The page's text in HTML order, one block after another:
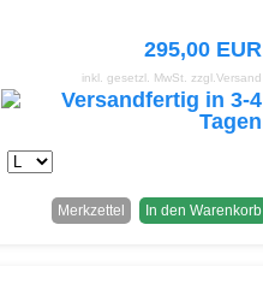
295,00 EUR
inkl. gesetzl. MwSt.zzgl.Versand
In den Warenkorb
Merkzettel